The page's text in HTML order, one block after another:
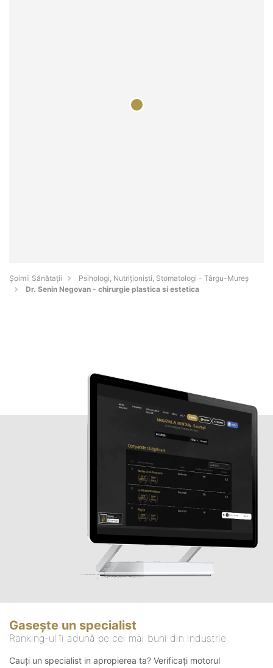
Şoimii Sănătații
Psihologi, Nutriționiști, Stomatologi - Târgu-Mureş
Dr. Senin Negovan - chirurgie plastica si estetica
Gasește un specialist
Ranking-ul îi adună pe cei mai buni din industrie
Cauți un specialist in apropierea ta? Verificați motorul